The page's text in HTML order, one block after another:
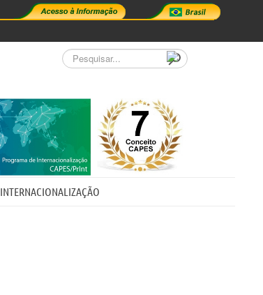
INTERNACIONALIZAÇÃO
Pesquisar...